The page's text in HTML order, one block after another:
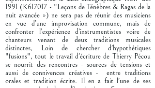
1991 (K617017 - "Leçons de Ténèbres & Ragas de la
nuit avancée ») ne sera pas de réunir des musiciens
en vue d’une improvisation commune, mais de
confronter l’expérience d’instrumentistes voire de
chanteurs venant de deux traditions musicales
distinctes, Loin de chercher d'hypothétiques
"fusions", tout le travail d'écriture de Thierry Pécou
se nourrit des rencontres - sources de tensions et
aussi de connivences créatives - entre traditions
orales et tradition écrite. Il en a fait l'une de ses